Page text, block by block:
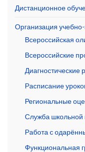
Дистанционное
Организация
Всероссийская
Всероссийские
Диагностические
Расписание
Региональные
Служба школьной
Работа с
Функциональная